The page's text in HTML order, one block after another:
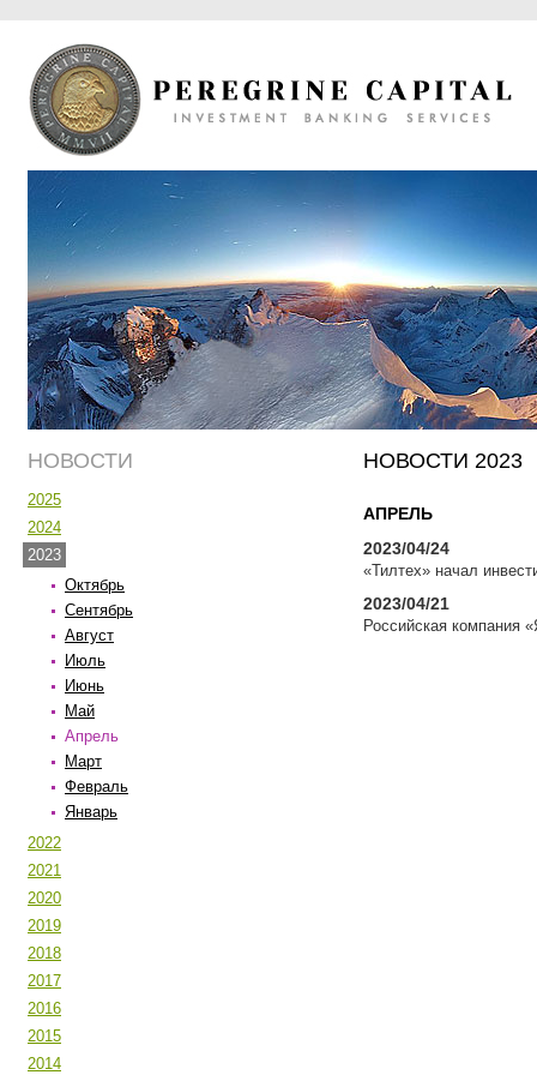
НОВОСТИ
2025
2024
2023
Октябрь
Сентябрь
Август
Июль
Июнь
Май
Апрель
Март
Февраль
Январь
2022
2021
2020
2019
2018
2017
2016
2015
2014
НОВОСТИ 2023
АПРЕЛЬ
2023/04/24
«Тилтех» начал
2023/04/21
Российская компания